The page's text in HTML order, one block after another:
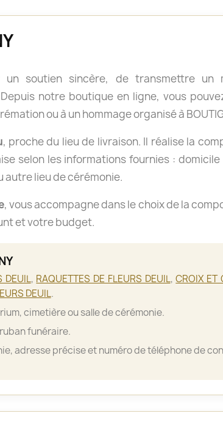
un soutien sincère, de transmettre un
notre boutique en ligne, vous
ou à un hommage organisé à
, proche du lieu de livraison. Il réalise la
selon les informations fournies : domicile
lieu de cérémonie.
, vous accompagne dans le choix de la
et votre budget.
DEUIL, RAQUETTES DE FLEURS DEUIL,CROIX ET
DEUIL.
cimetière ou salle de cérémonie.
funéraire.
adresse précise et numéro de téléphone de